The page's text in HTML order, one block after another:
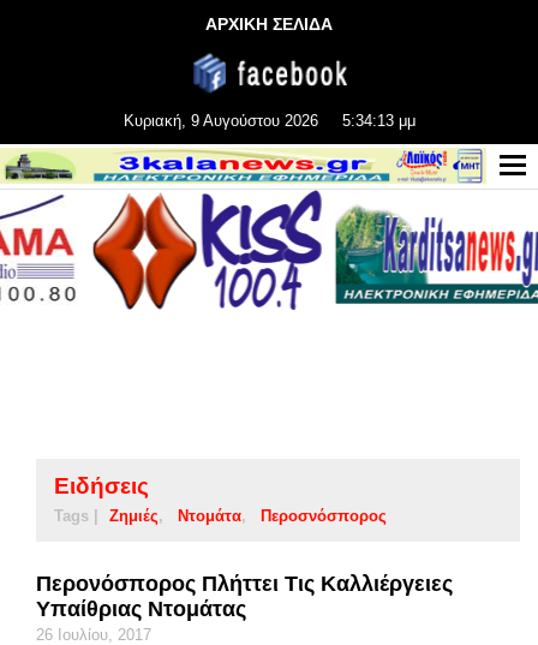
ΑΡΧΙΚΗ ΣΕΛΙΔΑ
Κυριακή, 9 Αυγούστου 2026 5:34:14 μμ
Ειδήσεις
Tags | Ζημιές Ντομάτα Περοσνόσπορος
Περονόσπορος Πλήττει Τις Καλλιέργειες
Υπαίθριας Ντομάτας
26 Ιουλίου, 2017